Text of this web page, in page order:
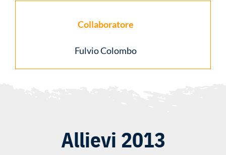
Collaboratore
Fulvio Colombo
Allievi 2013